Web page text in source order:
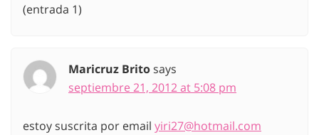
(entrada 1)
Maricruz Britosays
septiembre 21, 2012 at 5:08 pm
estoy suscrita por email yiri27@hotmail.com